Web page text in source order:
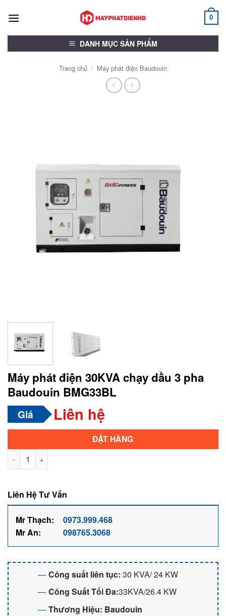
qua
0
DANH MỤC SẢN PHẨM
Trang chủ / Máy phát điện Baudouin
Máy phát điện 30KVA chạy dầu 3 pha
Baudouin BMG33BL
Giá Liên hệ
ĐẶT HÀNG
Liên Hệ Tư Vấn
Mr Thạch:
0973.999.468
Mr An:
098765.3068
Công suất liên tục: 30 KVA/ 24 KW
Công Suất Tối Đa:33KVA/26.4 KW
Thương Hiệu: Baudouin